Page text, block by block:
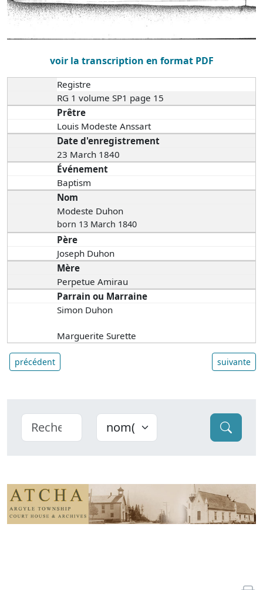
voir la transcription en format PDF
Registre
RG 1 volume SP1 page 15
Prêtre
Louis Modeste Anssart
Date d'enregistrement
23 March 1840
Événement
Baptism
Nom
Modeste Duhon
born 13 March 1840
Père
Joseph Duhon
Mère
Perpetue Amirau
Parrain ou Marraine
Simon Duhon
Marguerite Surette
précédent suivante